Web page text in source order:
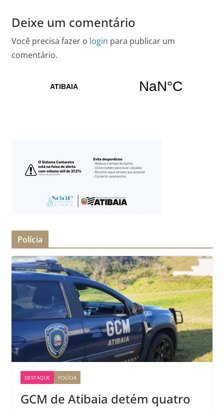
Deixe um comentário
Você precisa fazer o login para publicar um
comentário.
Polícia
DESTAQUE POLÍCIA
GCM de Atibaia detém quatro